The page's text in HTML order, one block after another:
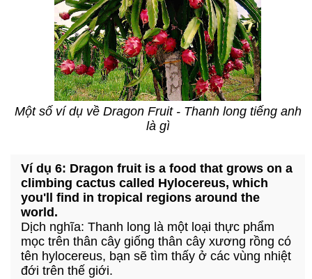
Một số ví dụ về Dragon Fruit - Thanh long tiếng anh
là gì
Ví dụ 6: Dragon fruit is a food that grows on a
climbing cactus called Hylocereus, which
you'll find in tropical regions around the
world.
Dịch nghĩa: Thanh long là một loại thực phẩm
mọc trên thân cây giống thân cây xương rồng có
tên hylocereus, bạn sẽ tìm thấy ở các vùng nhiệt
đới trên thế giới.